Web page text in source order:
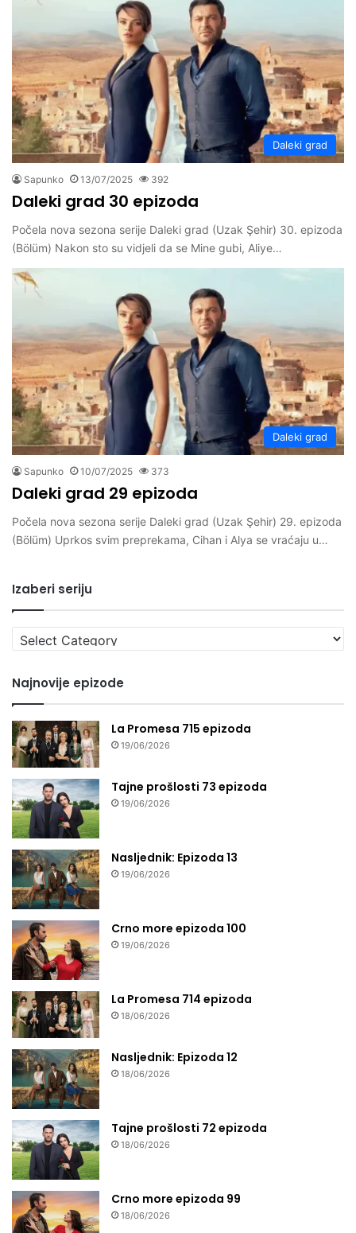
Daleki grad
Sapunko 13/07/2025 392
Daleki grad 30 epizoda
Počela nova sezona serije Daleki grad (Uzak Şehir) 30. epizoda
(Bölüm) Nakon sto su vidjeli da se Mine gubi, Aliye…
Daleki grad
Sapunko 10/07/2025 373
Daleki grad 29 epizoda
Počela nova sezona serije Daleki grad (Uzak Şehir) 29. epizoda
(Bölüm) Uprkos svim preprekama, Cihan i Alya se vraćaju u…
Izaberi seriju
Izaberi
seriju
Najnovije epizode
La Promesa 715 epizoda
19/06/2026
Tajne prošlosti 73 epizoda
19/06/2026
Nasljednik: Epizoda 13
19/06/2026
Crno more epizoda 100
19/06/2026
La Promesa 714 epizoda
18/06/2026
Nasljednik: Epizoda 12
18/06/2026
Tajne prošlosti 72 epizoda
18/06/2026
Crno more epizoda 99
18/06/2026